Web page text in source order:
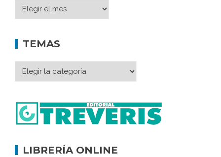
TEMAS
LIBRERÍA ONLINE